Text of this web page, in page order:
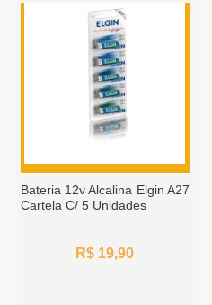
Bateria 12v Alcalina Elgin A27
Cartela C/ 5 Unidades
R$ 19,90